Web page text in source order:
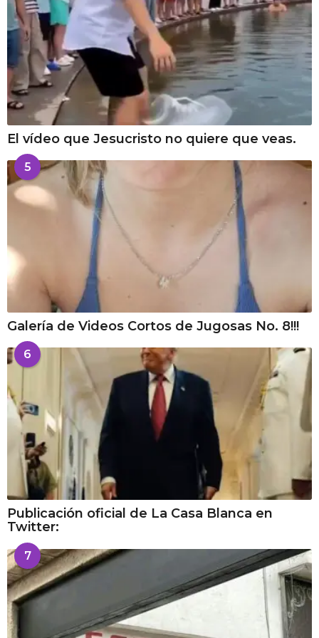
El vídeo que Jesucristo no quiere que veas.
5
Galería de Videos Cortos de Jugosas No. 8!!!
6
Publicación oficial de La Casa Blanca en
Twitter:
7